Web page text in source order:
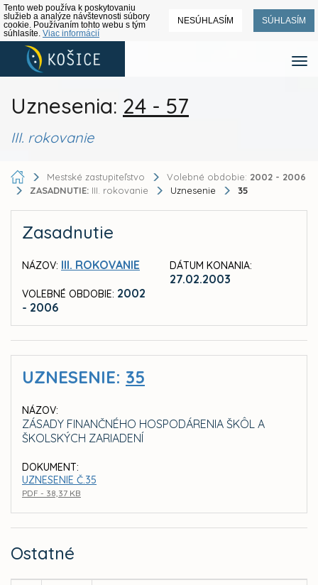
Tento web používa k poskytovaniu
služieb a analýze návštevnosti súbory
cookie. Používaním tohto webu s tým
súhlasíte. Viac informácií
NESÚHLASÍM SÚHLASÍM
Uznesenia: 24 - 57
III. rokovanie
Mestské zastupiteľstvo Volebné obdobie: 2002 - 2006
ZASADNUTIE: III. rokovanie Uznesenie 35
Zasadnutie
NÁZOV: III. ROKOVANIE
VOLEBNÉ OBDOBIE: 2002
- 2006
DÁTUM KONANIA:
27.02.2003
UZNESENIE: 35
NÁZOV:
ZÁSADY FINANČNÉHO HOSPODÁRENIA ŠKÔL A
ŠKOLSKÝCH ZARIADENÍ
DOKUMENT:
UZNESENIE Č.35
PDF - 38,37 KB
Ostatné